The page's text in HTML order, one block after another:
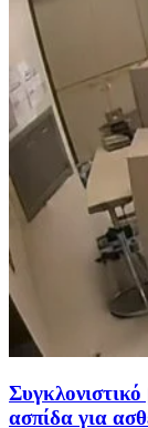
Συγκλονιστικό
ασπίδα για